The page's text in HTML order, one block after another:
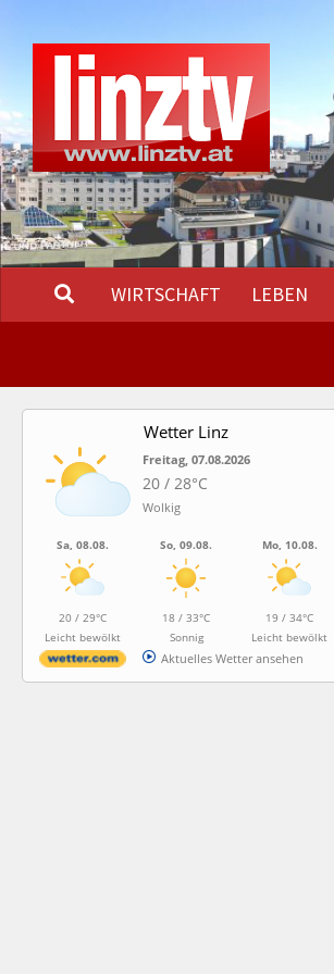
WIRTSCHAFT LEBEN
Wetter Linz
Freitag, 07.08.2026
20 / 28°C
Wolkig
Sa, 08.08.
20 / 29°C
Leicht bewölkt
So, 09.08.
18 / 33°C
Sonnig
Mo, 10.08.
19 / 34°C
Leicht bewölkt
Aktuelles Wetter ansehen